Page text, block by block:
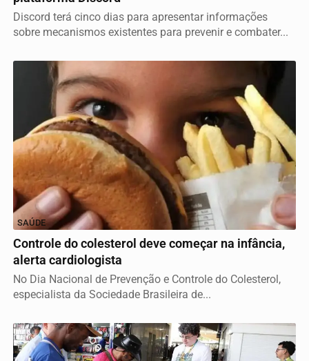
Discord terá cinco dias para apresentar informações
sobre mecanismos existentes para prevenir e combater...
SAÚDE
Controle do colesterol deve começar na infância,
alerta cardiologista
No Dia Nacional de Prevenção e Controle do Colesterol,
especialista da Sociedade Brasileira de...